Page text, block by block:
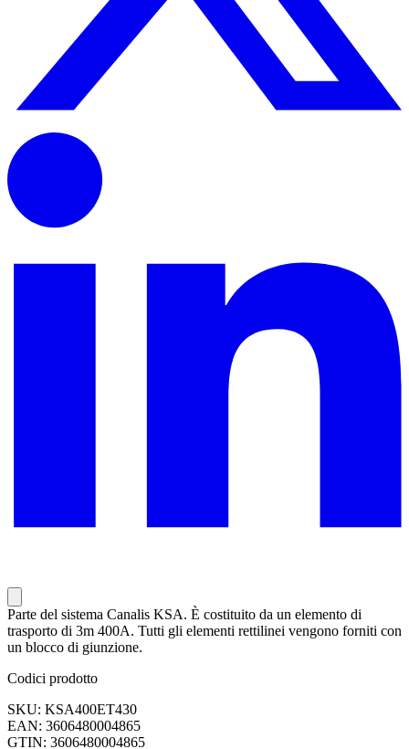
Parte del sistema Canalis KSA. È costituito da un elemento di
trasporto di 3m 400A. Tutti gli elementi rettilinei vengono forniti con
un blocco di giunzione.
Codici prodotto
SKU: KSA400ET430
EAN: 3606480004865
GTIN: 3606480004865